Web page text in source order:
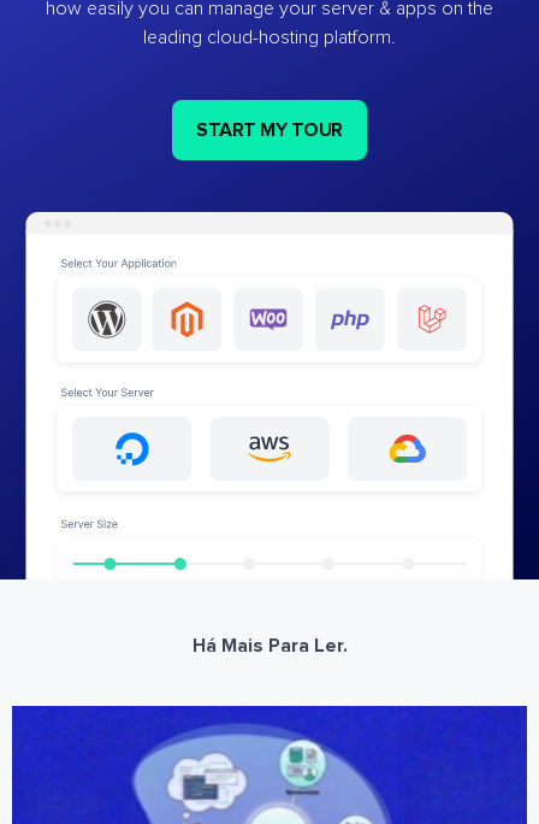
how easily you can manage your server & apps on the
leading cloud-hosting platform.
START MY TOUR
Há Mais Para Ler.